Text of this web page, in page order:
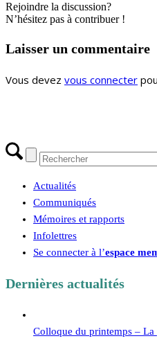
Rejoindre la discussion?
N’hésitez pas à contribuer !
Laisser un commentaire
Vous devez vous connecter
Actualités
Communiqués
Mémoires et rapports
Infolettres
Se connecter à l’espace
Dernières actualités
Colloque du printemps – La